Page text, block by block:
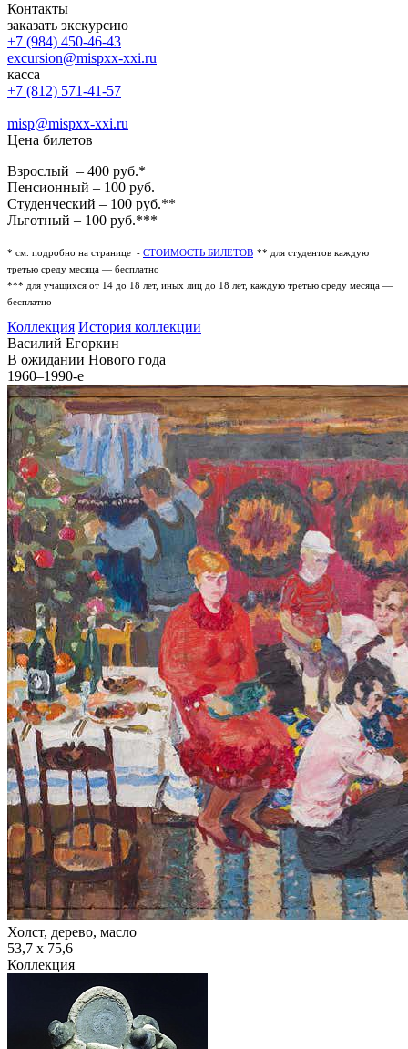
Контакты
заказать экскурсию
+7 (984) 450-46-43
excursion@mispxx-xxi.ru
касса
+7 (812) 571-41-57
misp@mispxx-xxi.ru
Цена билетов
Взрослый – 400 руб.*
Пенсионный – 100 руб.
Студенческий – 100 руб.**
Льготный – 100 руб.***
* см. подробно на странице - СТОИМОСТЬ БИЛЕТОВ ** для студентов каждую
третью среду месяца — бесплатно
*** для учащихся от 14 до 18 лет, иных лиц до 18 лет, каждую третью среду месяца —
бесплатно
Коллекция История коллекции
Василий Егоркин
В ожидании Нового года
1960–1990-е
Холст, дерево, масло
53,7 х 75,6
Коллекция